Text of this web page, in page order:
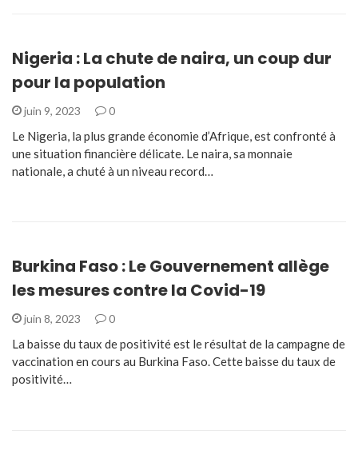
Nigeria : La chute de naira, un coup dur
pour la population
juin 9, 2023 0
Le Nigeria, la plus grande économie d’Afrique, est confronté à
une situation financière délicate. Le naira, sa monnaie
nationale, a chuté à un niveau record…
Burkina Faso : Le Gouvernement allège
les mesures contre la Covid-19
juin 8, 2023 0
La baisse du taux de positivité est le résultat de la campagne de
vaccination en cours au Burkina Faso. Cette baisse du taux de
positivité…